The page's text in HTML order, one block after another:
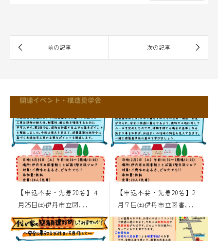
関連イベント・構造見学会
【申込不要・先着20名】４
月25日㈯伊丹市立図...
【申込不要・先着20名】2
月７日㈯伊丹市立図書...